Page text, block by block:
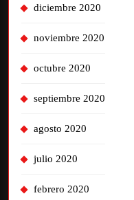
diciembre 2020
noviembre 2020
octubre 2020
septiembre 2020
agosto 2020
julio 2020
febrero 2020